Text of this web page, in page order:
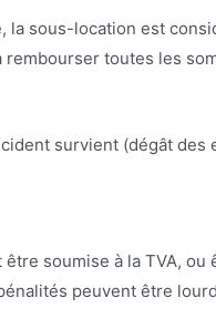
sous-location est
toutes les
survient (dégât des
soumise à la TVA,
peuvent être